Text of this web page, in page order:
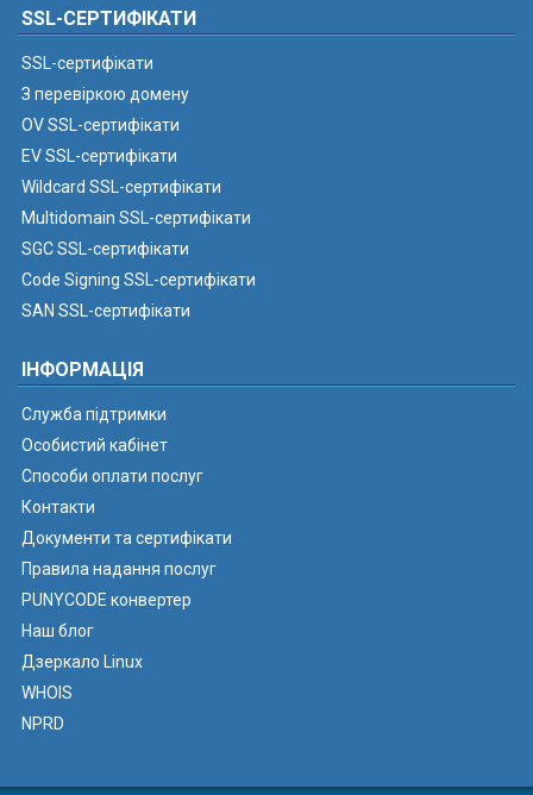
SSL-СЕРТИФІКАТИ
SSL-сертифікати
З перевіркою домену
OV SSL-сертифікати
EV SSL-сертифікати
Wildcard SSL-сертифікати
Multidomain SSL-сертифікати
SGC SSL-сертифікати
Code Signing SSL-сертифікати
SAN SSL-сертифікати
ІНФОРМАЦІЯ
Служба підтримки
Особистий кабінет
Способи оплати послуг
Контакти
Документи та сертифікати
Правила надання послуг
PUNYCODE конвертер
Наш блог
Дзеркало Linux
WHOIS
NPRD